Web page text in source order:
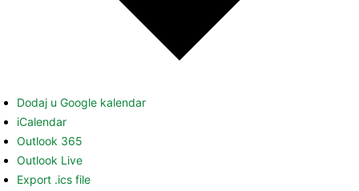
Dodaj u Google kalendar
iCalendar
Outlook 365
Outlook Live
Export .ics file